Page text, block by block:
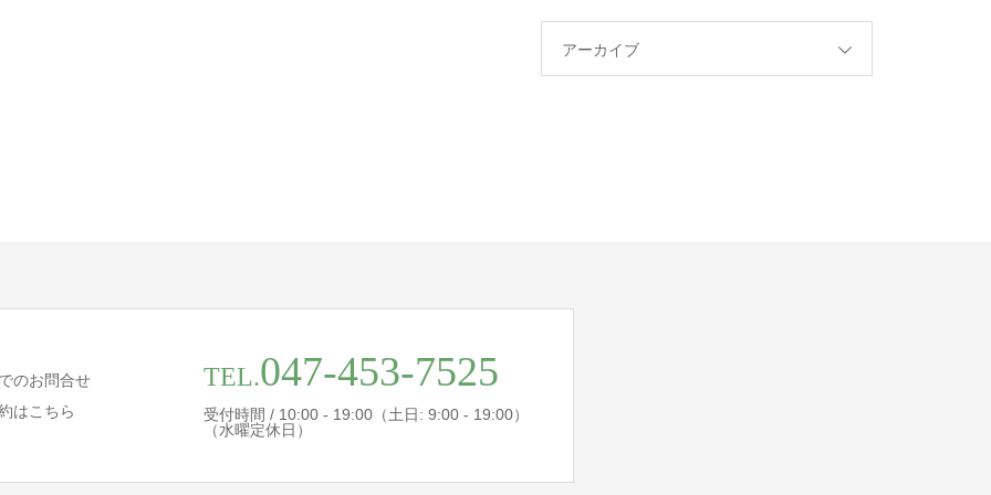
アーカイブ
のお問合せ
はこちら
TEL.047-453-7525
受付時間 / 10:00 - 19:00（土日: 9:00 - 19:00）
（水曜定休日）